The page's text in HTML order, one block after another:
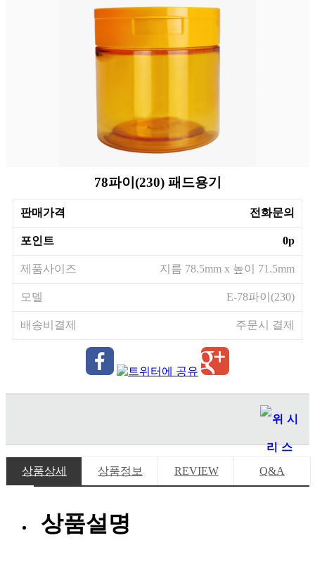
78파이(230) 패드용기
판매가격 전화문의
포인트 0p
제품사이즈 지름 78.5mm x 높이 71.5mm
모델 E-78파이(230)
배송비결제 주문시 결제
상품상세
상품설명
상품정보 REVIEW Q&A